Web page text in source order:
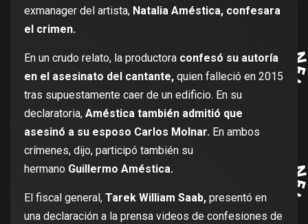
exmanager del artista, Natalia Améstica, confesara
el crimen.
En un crudo relato, la productora confesó su autoría
en el asesinato del cantante, quien falleció en 2015
tras supuestamente caer de un edificio. En su
declaratoria, Améstica también admitió que
asesinó a su esposo Carlos Molnar. En ambos
crímenes, dijo, participó también su
hermano Guillermo Améstica.
El fiscal general, Tarek William Saab, presentó en
una declaración a la prensa videos de confesiones de